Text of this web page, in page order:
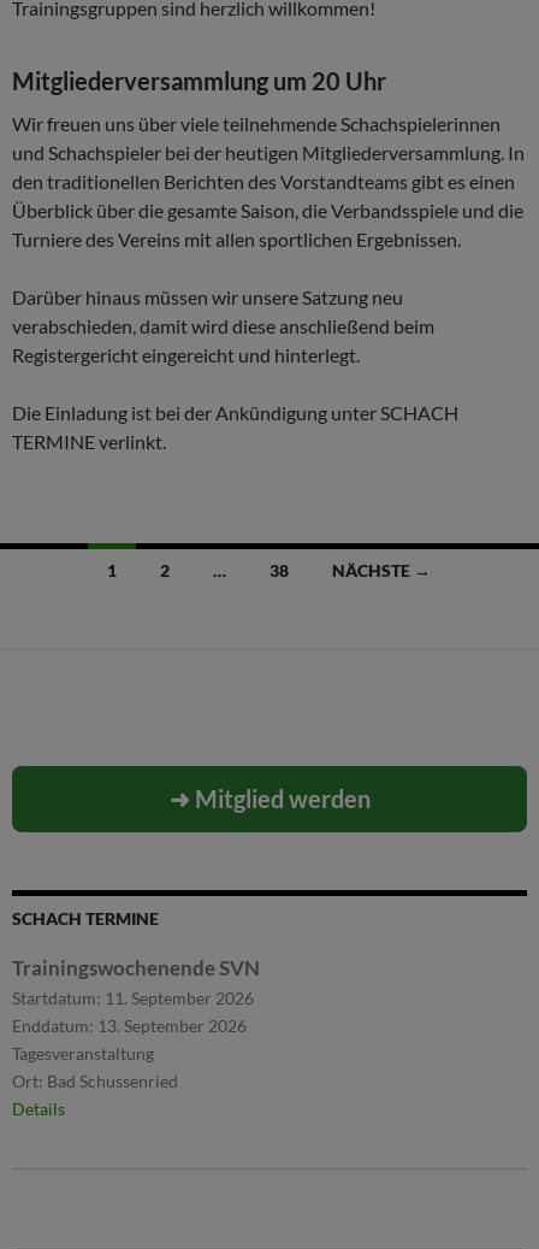
Trainingsgruppen sind herzlich willkommen!
Mitgliederversammlung um 20 Uhr
Wir freuen uns über viele teilnehmende Schachspielerinnen
und Schachspieler bei der heutigen Mitgliederversammlung. In
den traditionellen Berichten des Vorstandteams gibt es einen
Überblick über die gesamte Saison, die Verbandsspiele und die
Turniere des Vereins mit allen sportlichen Ergebnissen.
Darüber hinaus müssen wir unsere Satzung neu
verabschieden, damit wird diese anschließend beim
Registergericht eingereicht und hinterlegt.
Die Einladung ist bei der Ankündigung unter SCHACH
TERMINE verlinkt.
Beitragsnavigation
1 2 … 38 NÄCHSTE →
➜ Mitglied werden
SCHACH TERMINE
Trainingswochenende SVN
Startdatum: 11. September 2026
Enddatum: 13. September 2026
Tagesveranstaltung
Ort: Bad Schussenried
Details